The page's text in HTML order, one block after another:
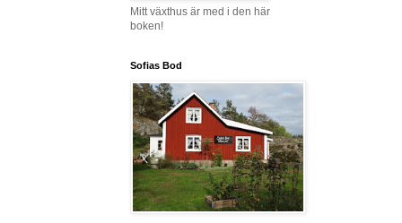
Mitt växthus är med i den här
boken!
Sofias Bod